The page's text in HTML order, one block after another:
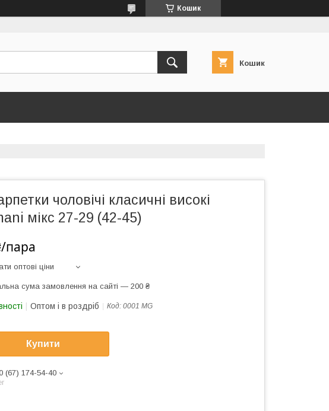
Кошик
Кошик
чоловічі класичні високі
мікс 27-29 (42-45)
пара
оптові ціни
сума замовлення на сайті — 200 ₴
Оптом і в роздріб Код: 0001 MG
Купити
(67) 174-54-40